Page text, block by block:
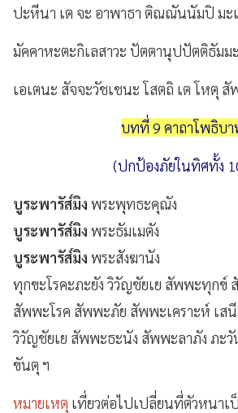
ปะหีนา เต จะ อาพาธา ติณณันนัมปิ มะ
มัคคาหะตะกิเลสาวะ ปัตตานุปปัตติธัมม
เอเตนะ สัจจะวัชเชนะ โสตถิ เต โหตุ
บทที่ 9 คาถาโพธิบา
(ปกป้องภัยในทิศทั้ง
บูระพารัส๎มิง พระพุทธะคุณัง
บูระพารัส๎มิง พระธัมเมตัง
บูระพารัส๎มิง พระสังฆานัง
ทุกขะโรคะภะยัง วิวัญชัยเย สัพพะทุกข์
สัพพะโรค สัพพะภัย สัพพะเคราะห์ เส
วิวัญชัยเย สัพพะธะนัง สัพพะลาภัง ภะวั
ขันตุ ฯ
หมายเหตุ เที่ยวต่อไปเปลี่ยนที่ตัวหนาเป็